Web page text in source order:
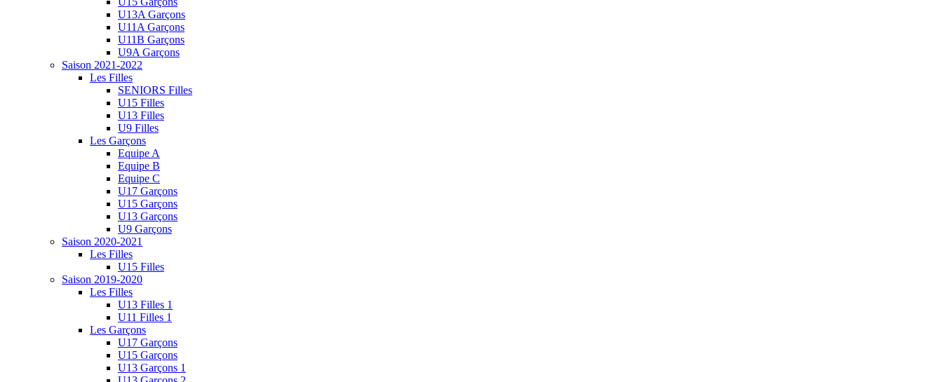
U13A Garçons
U11A Garçons
U11B Garçons
U9A Garçons
Saison 2021-2022
Les Filles
SENIORS Filles
U15 Filles
U13 Filles
U9 Filles
Les Garçons
Equipe A
Equipe B
Equipe C
U17 Garçons
U15 Garçons
U13 Garçons
U9 Garçons
Saison 2020-2021
Les Filles
U15 Filles
Saison 2019-2020
Les Filles
U13 Filles 1
U11 Filles 1
Les Garçons
U17 Garçons
U15 Garçons
U13 Garçons 1